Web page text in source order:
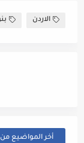
الاردن
أخر المواضيع